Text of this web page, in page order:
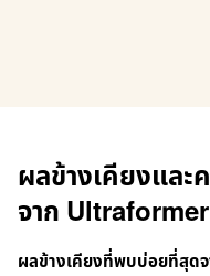
ผลข้างเคียงและ
จาก
ผลข้างเคียงที่พบบ่อยที่สุด